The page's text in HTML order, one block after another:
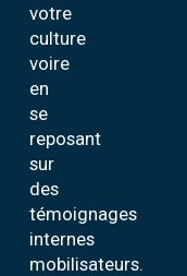
votre
culture
voire
en
se
reposant
sur
des
témoignages
internes
mobilisateurs.